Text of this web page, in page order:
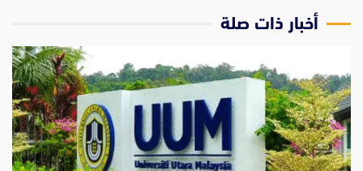
‫أخبار ذات صلة